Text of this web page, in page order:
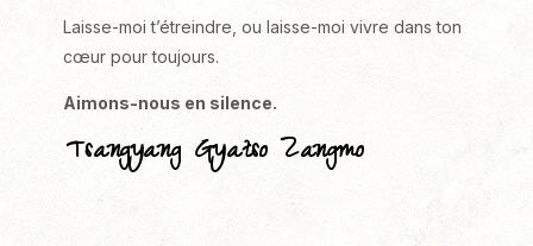
Laisse-moi t’étreindre, ou laisse-moi vivre dans ton
cœur pour toujours.
Aimons-nous en silence.
Tsangyang Gyatso Zangmo